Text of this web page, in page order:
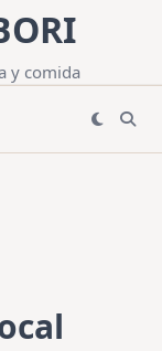
y comida